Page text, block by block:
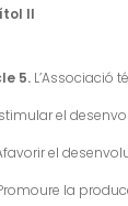
II
5. L’Associació
el
el
la